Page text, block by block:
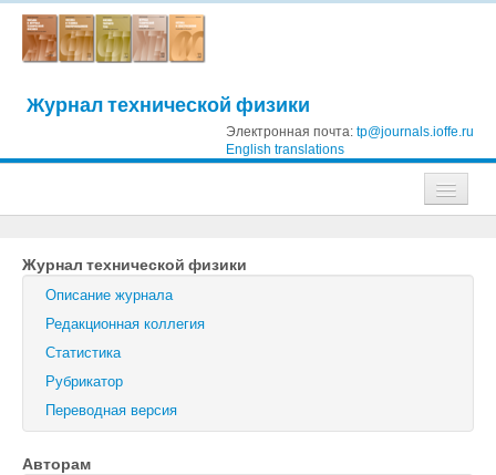
Журнал технической физики
Электронная почта: tp@journals.ioffe.ru
English translations
Журнал технической физики
Письма в Журнал технической физики
Физика твердого тела
Журнал технической физики
Описание журнала
Редакционная коллегия
Статистика
Рубрикатор
Переводная версия
Авторам